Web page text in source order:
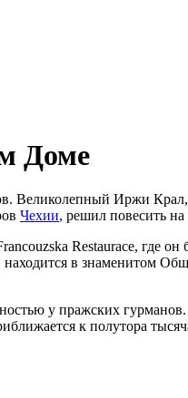
Доме
Великолепный Иржи
Чехии, решил повесить на
Restaurace, где
в знаменитом
у пражских
к полутора